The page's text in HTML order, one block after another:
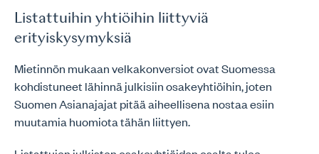
Listattuihin yhtiöihin liittyviä
erityiskysymyksiä
Mietinnön mukaan velkakonversiot ovat Suomessa
kohdistuneet lähinnä julkisiin osakeyhtiöihin, joten
Suomen Asianajajat pitää aiheellisena nostaa esiin
muutamia huomiota tähän liittyen.